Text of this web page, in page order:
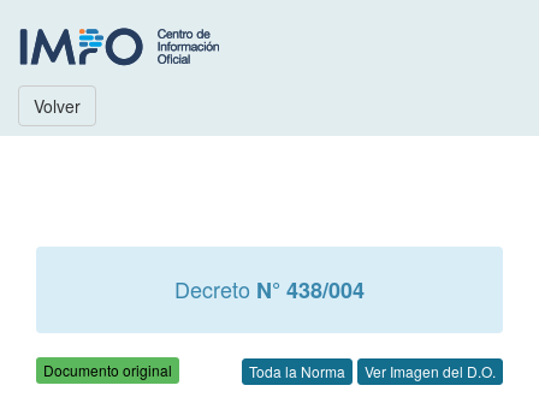
Volver
Decreto N° 438/004
Documento original Toda la Norma Ver Imagen del D.O.